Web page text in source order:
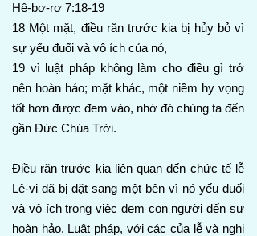
Hê-bơ-rơ 7:18-19
18 Một mặt, điều răn trước kia bị hủy bỏ vì
sự yếu đuối và vô ích của nó,
19 vì luật pháp không làm cho điều gì trở
nên hoàn hảo; mặt khác, một niềm hy vọng
tốt hơn được đem vào, nhờ đó chúng ta đến
gần Đức Chúa Trời.
Điều răn trước kia liên quan đến chức tế lễ
Lê-vi đã bị đặt sang một bên vì nó yếu đuối
và vô ích trong việc đem con người đến sự
hoàn hảo. Luật pháp, với các của lễ và nghi